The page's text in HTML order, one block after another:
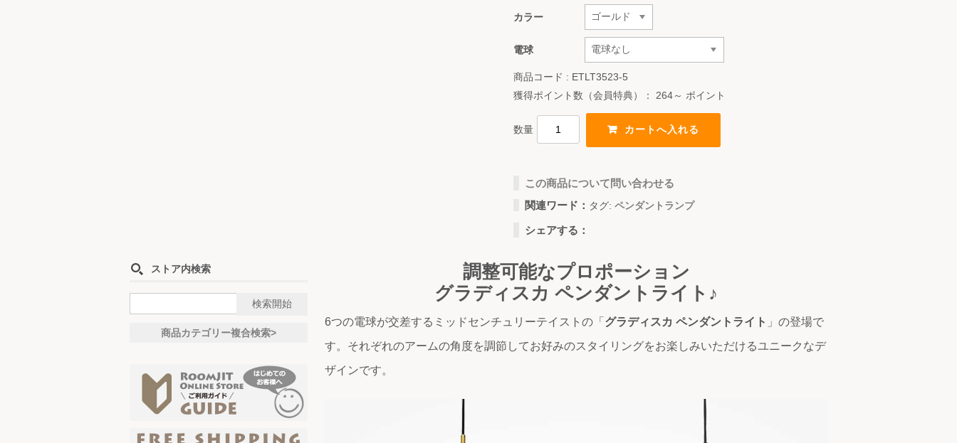
カラー
電球
商品コード : ETLT3523-5
獲得ポイント数（会員特典）：
264～ ポイント
数量
この商品について問い合わせる
関連ワード： タグ: ペンダントランプ
シェアする：
調整可能なプロポーション
グラディスカ ペンダントライト♪
6つの電球が交差するミッドセンチュリーテイストの「 グラディスカ ペンダントライト 」の登場で
す。それぞれのアームの角度を調節してお好みのスタイリングをお楽しみいただけるユニークなデ
ザインです。
ストア内検索
商品カテゴリー複合検索>